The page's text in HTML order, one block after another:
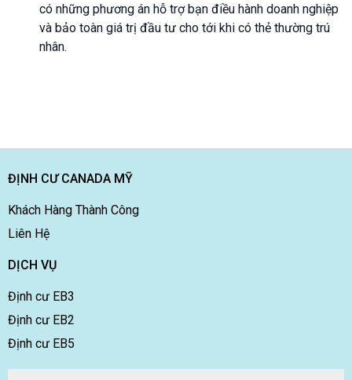
có những phương án hỗ trợ bạn điều hành doanh nghiệp
và bảo toàn giá trị đầu tư cho tới khi có thẻ thường trú
nhân.
ĐỊNH CƯ CANADA MỸ
Khách Hàng Thành Công
Liên Hệ
DỊCH VỤ
Định cư EB3
Định cư EB2
Định cư EB5